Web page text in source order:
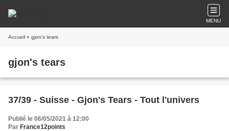
MENU
Accueil » gjon's tears
gjon's tears
37/39 - Suisse - Gjon's Tears - Tout l'univers
Publié le 06/05/2021 à 12:00
Par France12points